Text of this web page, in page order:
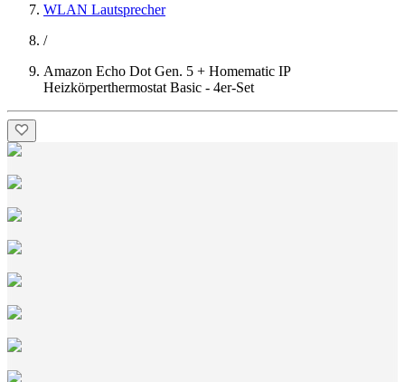
WLAN Lautsprecher
/
Amazon Echo Dot Gen. 5 + Homematic IP
Heizkörperthermostat Basic - 4er-Set